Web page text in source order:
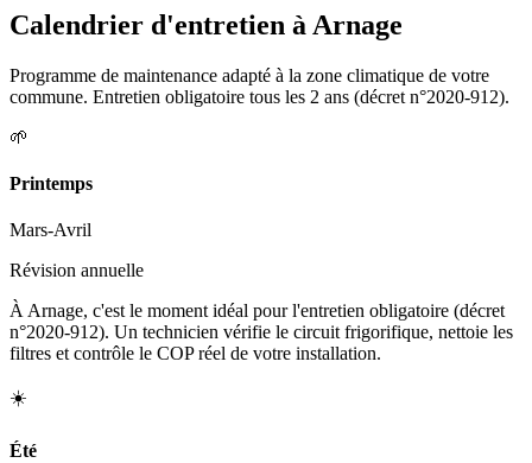
Calendrier d'entretien à Arnage
Programme de maintenance adapté à la zone climatique de votre
commune. Entretien obligatoire tous les 2 ans (décret n°2020-912).
🌱
Printemps
Mars-Avril
Révision annuelle
À Arnage, c'est le moment idéal pour l'entretien obligatoire (décret
n°2020-912). Un technicien vérifie le circuit frigorifique, nettoie les
filtres et contrôle le COP réel de votre installation.
☀️
Été